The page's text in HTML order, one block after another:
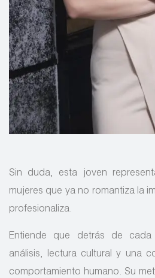
Sin duda, esta joven
mujeres que ya no romantiza la
profesionaliza.
Entiende que detrás de
análisis, lectura cultural y una
comportamiento humano. Su